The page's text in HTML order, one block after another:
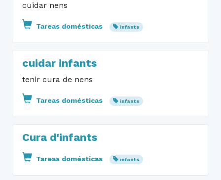
cuidar nens
Tareas domésticas infants
cuidar infants
tenir cura de nens
Tareas domésticas infants
Cura d'infants
Tareas domésticas infants